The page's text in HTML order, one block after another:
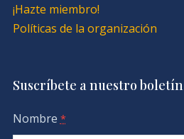
¡Hazte miembro!
Políticas de la organización
Suscríbete a nuestro boletín
Nombre *